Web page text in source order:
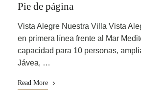
Pie de página
Vista Alegre Nuestra Villa Vista
en primera línea frente al Mar
capacidad para 10 personas,
Jávea, …
Read More